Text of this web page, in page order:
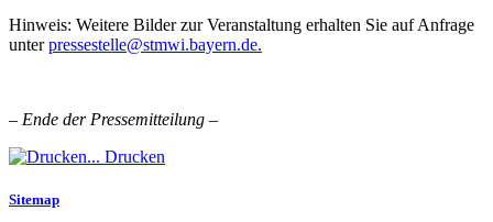
Hinweis: Weitere Bilder zur Veranstaltung erhalten Sie auf Anfrage
unterpressestelle@stmwi.bayern.de.
– Ende der Pressemitteilung –
Drucken
Sitemap